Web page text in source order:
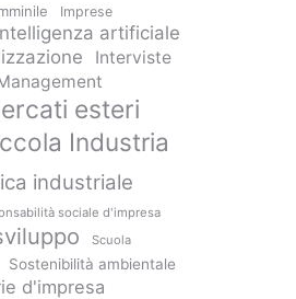
Imprese
artificiale
Interviste
esteri
Industria
industriale
sociale d'impresa
Scuola
Sostenibilità ambientale
d'impresa